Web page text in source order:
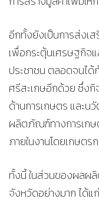
อีกทั้งยังเป็นการส่งเ
เพื่อกระตุ้นเศรษฐกิจ
ประชาชน ตลอดจนได้
ศรีสะเกษอีกด้วย ซึ่ง
ด้านการเกษตร และน
ผลิตภัณฑ์ทางการเกษ
ภายในงานโดยเกษต
ทั้งนี้ ในส่วนของผลผ
จังหวัดอย่างมาก ได้แ